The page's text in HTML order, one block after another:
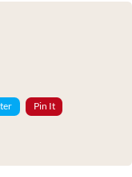
Pin It